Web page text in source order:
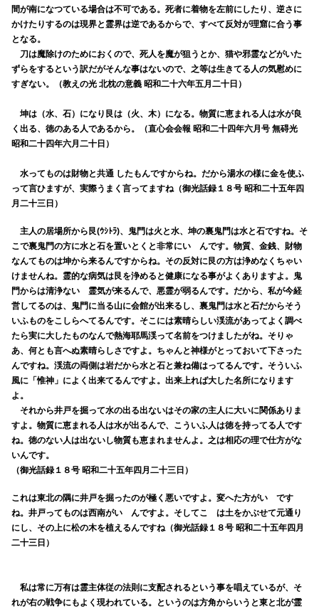
間が南になつている場合は不可である。死者に着物を左前にしたり、逆さに
かけたりするのは現界と霊界は逆であるからで、すべて反対が理窟に合う事
となる。
刀は魔除けのためにおくので、死人を魔が狙うとか、猫や邪霊などがいた
ずらをするという訳だがそんな事はないので、之等は生きてる人の気慰めに
すぎない。（教えの光 北枕の意義 昭和二十六年五月二十日）
坤は（水、石）になり艮は（火、木）になる。物質に恵まれる人は水が良
く出る、徳のある人であるから。（直心会会報 昭和二十四年六月号 無碍光
昭和二十四年六月二十日）
水ってものは財物と共通 したもんですからね。だから湯水の様に金を使ふ
って言ひますが、実際うまく言ってますね（御光話録１８号 昭和二十五年四
月二十三日）
主人の居場所から艮(ｳｼﾄﾗ)、鬼門は火と水、坤の裏鬼門は水と石ですね。そ
こで裏鬼門の方に水と石を置いとくと非常にいゝんです。物質、金銭、財物
なんてものは坤から来るんですからね。その反対に艮の方は浄めなくちゃい
けませんね。霊的な病気は艮を浄めると健康になる事がよくありますよ。鬼
門からは清浄ないゝ霊気が来るんで、悪霊が弱るんです。だから、私が今経
営してるのは、鬼門に当る山に会館が出来るし、裏鬼門は水と石だからそう
いふものをこしらへてるんです。そこには素晴らしい渓流があってよく調べ
たら実に大したものなんで熱海耶馬渓って名前をつけましたがね。そりゃ
あ、何とも言へぬ素晴らしさですよ。ちゃんと神様がとっておいて下さった
んですね。渓流の両側は岩だから水と石と兼ね備はってるんです。そういふ
風に「惟神」によく出来てるんですよ。出来上れば大した名所になります
よ。
それから井戸を掘って水の出る出ないはその家の主人に大いに関係ありま
すよ。物質に恵まれる人は水が出るんで、こういふ人は徳を持ってる人です
ね。徳のない人は出ないし物質も恵まれませんよ。之は相応の理で仕方がな
いんです。
（御光話録１８号 昭和二十五年四月二十三日）
これは東北の隅に井戸を掘ったのが極く悪いですよ。変へた方がいゝです
ね。井戸ってものは西南がいゝんですよ。そしてこゝは土をかぶせて元通り
にし、その上に松の木を植えるんですね（御光話録１８号 昭和二十五年四月
二十三日）
私は常に万有は霊主体従の法則に支配されるという事を唱えているが、そ
れが右の戦争にもよく現われている。というのは方角からいうと東と北が霊